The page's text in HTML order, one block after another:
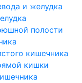
и желудка
полости
кишечника
кишки